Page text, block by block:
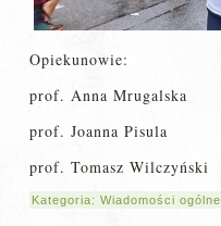
Opiekunowie:
prof. Anna Mrugalska
prof. Joanna Pisula
prof. Tomasz Wilczyński
Kategoria:Wiadomości ogólne